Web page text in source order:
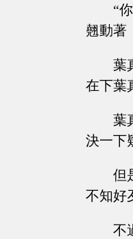
“
翹動著
葉
在下葉
葉
決一下
但
不知好
不